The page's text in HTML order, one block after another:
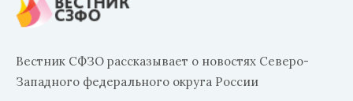
Вестник СФЗО рассказывает о новостях Северо-
Западного федерального округа России